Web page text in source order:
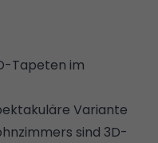
Tapeten im
Variante
sind 3D-